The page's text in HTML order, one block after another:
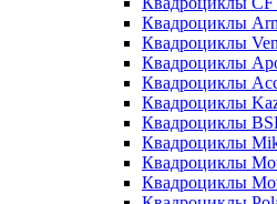
Квадроциклы
Квадроциклы
Квадроциклы
Квадроциклы
Квадроциклы
Квадроциклы
Квадроциклы
Квадроциклы
Квадроциклы